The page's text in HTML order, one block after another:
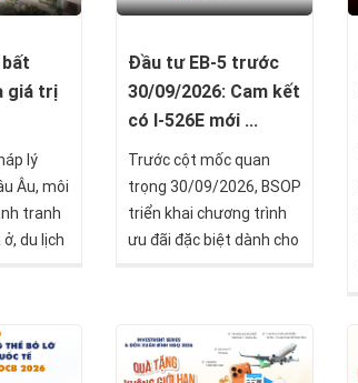
giá trị
lý
Âu, môi
tranh
du lịch
nhờ
nhiều
Đầu tư EB-5 trước
30/09/2026: Cam kết
có I-526E mới ...
Trước cột mốc quan
trọng 30/09/2026, BSOP
triển khai chương trình
ưu đãi đặc biệt dành cho
nhận chấp thuận I-526E,
ưu đãi tài chính gần 900